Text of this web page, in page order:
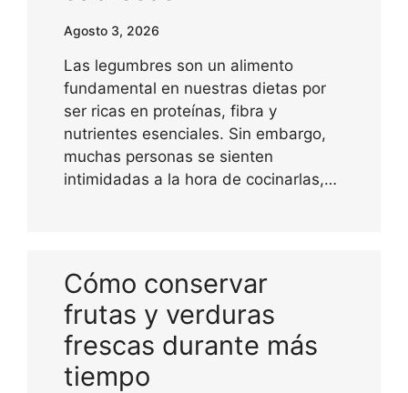
Agosto 3, 2026
Las legumbres son un alimento
fundamental en nuestras dietas por
ser ricas en proteínas, fibra y
nutrientes esenciales. Sin embargo,
muchas personas se sienten
intimidadas a la hora de cocinarlas,…
Cómo conservar
frutas y verduras
frescas durante más
tiempo